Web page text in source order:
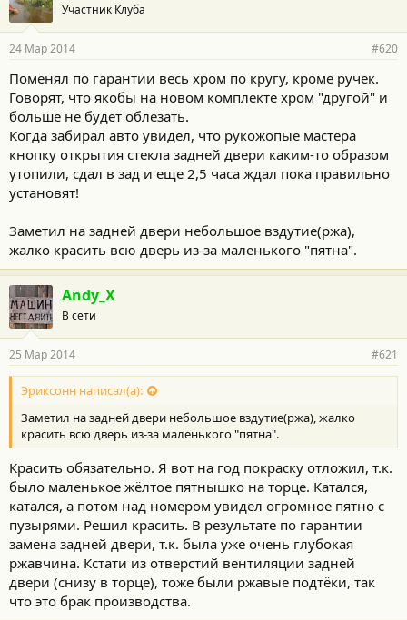
Участник Клуба
24 Мар 2014 #620
Поменял по гарантии весь хром по кругу, кроме ручек.
Говорят, что якобы на новом комплекте хром "другой" и
больше не будет облезать.
Когда забирал авто увидел, что рукожопые мастера
кнопку открытия стекла задней двери каким-то образом
утопили, сдал в зад и еще 2,5 часа ждал пока правильно
установят!
Заметил на задней двери небольшое вздутие(ржа),
жалко красить всю дверь из-за маленького "пятна".
Andy_X
В сети
25 Мар 2014 #621
Эриксонн написал(а):
Заметил на задней двери небольшое вздутие(ржа), жалко
красить всю дверь из-за маленького "пятна".
Красить обязательно. Я вот на год покраску отложил, т.к.
было маленькое жёлтое пятнышко на торце. Катался,
катался, а потом над номером увидел огромное пятно с
пузырями. Решил красить. В результате по гарантии
замена задней двери, т.к. была уже очень глубокая
ржавчина. Кстати из отверстий вентиляции задней
двери (снизу в торце), тоже были ржавые подтёки, так
что это брак производства.